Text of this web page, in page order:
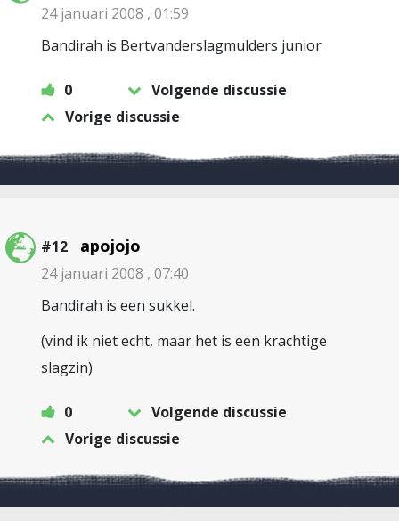
24 januari 2008 , 01:59
Bandirah is Bertvanderslagmulders junior
0
Volgende discussie
Vorige discussie
#12 apojojo
24 januari 2008 , 07:40
Bandirah is een sukkel.
(vind ik niet echt, maar het is een krachtige
slagzin)
0
Volgende discussie
Vorige discussie